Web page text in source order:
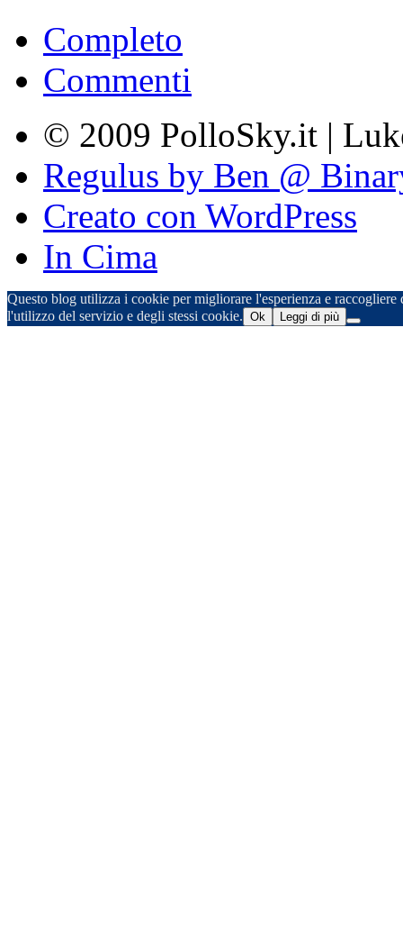
Completo
Commenti
© 2009 PolloSky.it |
Regulus by Ben @
Creato con WordPress
In Cima
Questo blog utilizza i cookie per migliorare l'esperienza e
l'utilizzo del servizio e degli stessi cookie. Ok Leggi di più